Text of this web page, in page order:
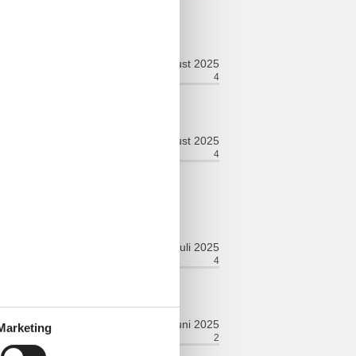
august 2025
4
august 2025
4
juli 2025
4
juni 2025
2